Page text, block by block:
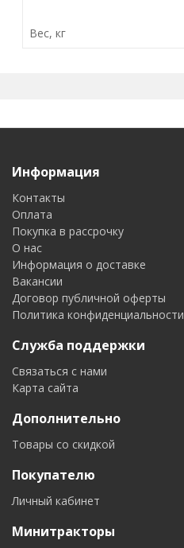
Вес, кг
Информация
Контакты
Оплата
Покупка в рассрочку
О нас
Информация о доставке
Вакансии
Договор публичной оферты
Политика конфиденциальности
Служба поддержки
Связаться с нами
Карта сайта
Дополнительно
Товары со скидкой
Покупателю
Личный кабинет
Минитракторы